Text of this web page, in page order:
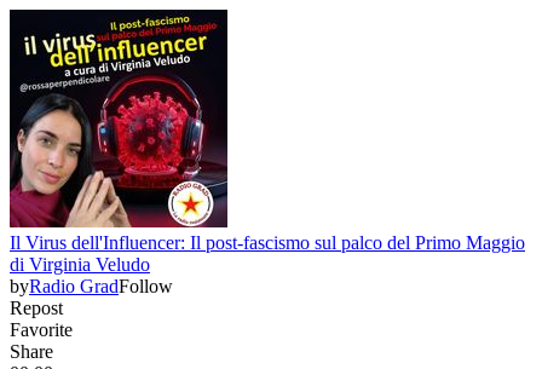
Il Virus dell'Influencer: Il post-fascismo sul palco del Primo Maggio
di Virginia Veludo
byRadio GradFollow
Repost
Favorite
Share